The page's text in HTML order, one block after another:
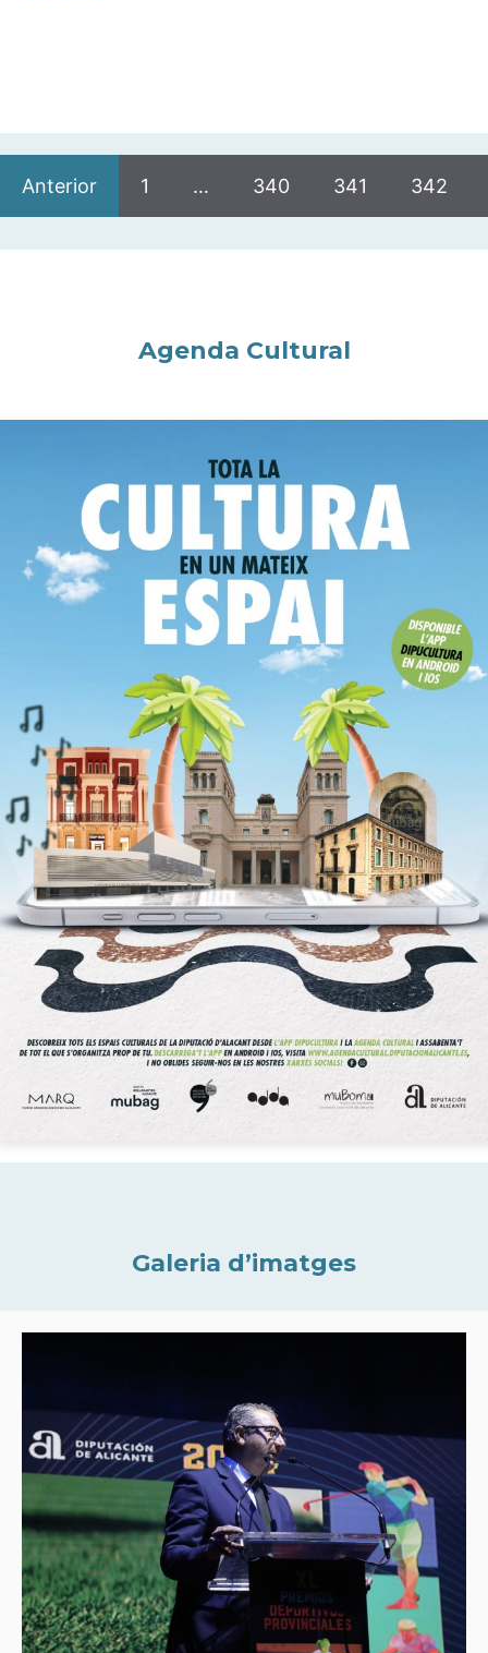
Anterior 1 … 340 341 342
Agenda Cultural
Galeria d’imatges